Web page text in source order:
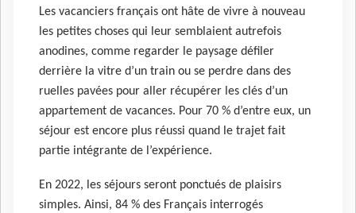
Les vacanciers français ont hâte de vivre à nouveau
les petites choses qui leur semblaient autrefois
anodines, comme regarder le paysage défiler
derrière la vitre d’un train ou se perdre dans des
ruelles pavées pour aller récupérer les clés d’un
appartement de vacances. Pour 70 % d’entre eux, un
séjour est encore plus réussi quand le trajet fait
partie intégrante de l’expérience.
En 2022, les séjours seront ponctués de plaisirs
simples. Ainsi, 84 % des Français interrogés